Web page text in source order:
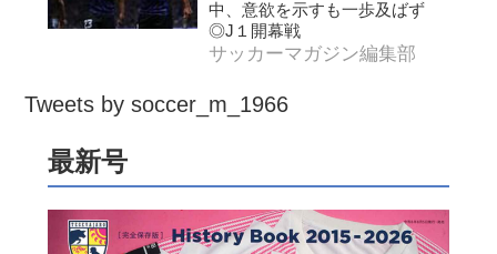
中、意欲を示すも一歩及ばず
◎J１開幕戦
サッカーマガジン編集部
Tweets by soccer_m_1966
最新号